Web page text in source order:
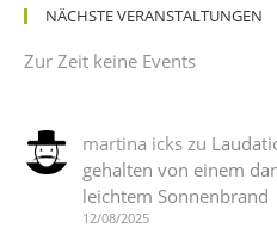
NÄCHSTE VERANSTALTUNGEN
Zur Zeit keine Events
martina ickszu
gehalten von einem
leichtem Sonnenbrand
12/08/2025